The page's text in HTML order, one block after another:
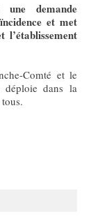
demande
et met
Comté et le
déploie dans la